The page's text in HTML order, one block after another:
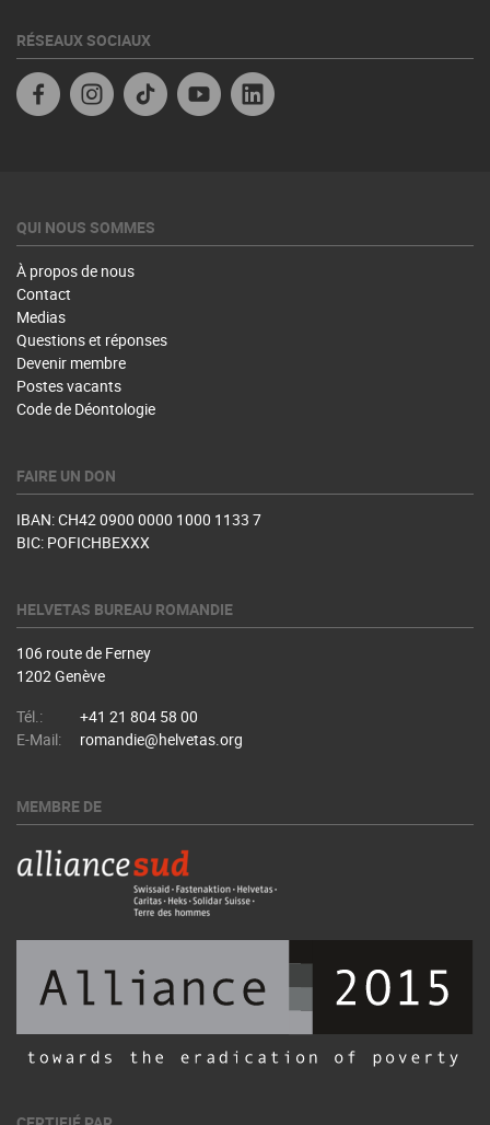
RÉSEAUX SOCIAUX
FacebookInstagramTikTok YouTube
QUI NOUS SOMMES
À propos de nous
Contact
Medias
Questions et réponses
Devenir membre
Postes vacants
Code de Déontologie
FAIRE UN DON
IBAN: CH42 0900 0000 1000 1133 7
BIC: POFICHBEXXX
HELVETAS BUREAU ROMANDIE
106 route de Ferney
1202 Genève
Tél.:
+41 21 804 58 00
E-Mail:
romandie@helvetas.org
MEMBRE DE